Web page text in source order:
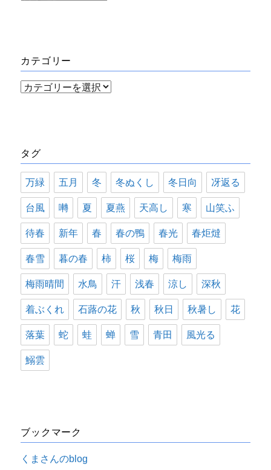
ブ
カテゴリー
カ
ー
タグ
万緑 五月 冬 冬ぬくし 冬日向 冴返る
台風 囀 夏 夏燕 天高し 寒 山笑ふ
待春 新年 春 春の鴨 春光 春炬燵
春雪 暮の春 柿 桜 梅 梅雨
梅雨晴間 水鳥 汗 浅春 涼し 深秋
着ぶくれ 石蕗の花 秋 秋日 秋暑し 花
落葉 蛇 蛙 蝉 雪 青田 風光る
鰯雲
ブックマーク
くまさんのblog